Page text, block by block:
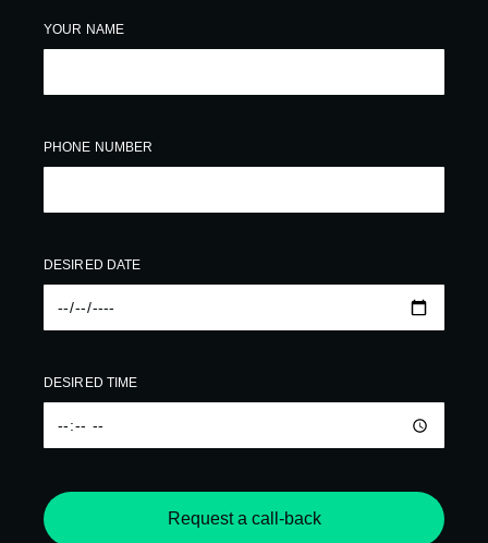
YOUR NAME
PHONE NUMBER
DESIRED DATE
DESIRED TIME
Request a call-back